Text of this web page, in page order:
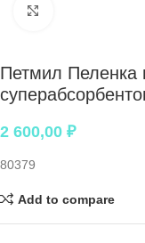
Петмил Пеленка
2 600,00 ₽
80379
Add to compare